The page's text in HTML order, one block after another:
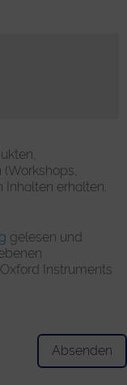
Inhalten erhalten.
gelesen und
Instruments